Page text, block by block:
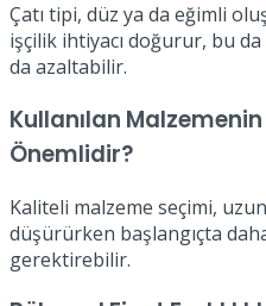
Çatı tipi, düz ya da eğimli
işçilik ihtiyacı doğurur, bu
da azaltabilir.
Kullanılan
Önemlidir?
Kaliteli malzeme seçimi,
düşürürken başlangıçta
gerektirebilir.